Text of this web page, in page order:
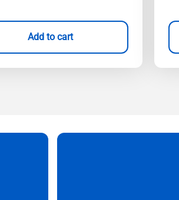
Add to cart